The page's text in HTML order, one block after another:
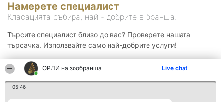
ОРЛИ на зообранша Live chat
05:46
Намерете специалист
Класацията събира, най - добрите в бранша.
Търсите специалист близо до вас? Проверете нашата
търсачка. Използвайте само най-добрите услуги!